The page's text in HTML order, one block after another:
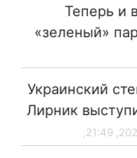
Теперь и
«зеленый»
Украинский
Лирник